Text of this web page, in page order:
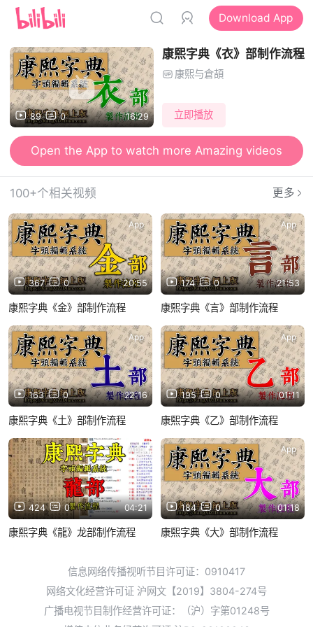
Download App
89 0 16:29
康熙字典《衣》部制作流程
康熙与倉頡
立即播放
Open the App to watch more Amazing videos
100+个相关视频 更多
367 0 20:55
App
康熙字典《金》部制作流程
174 0 21:53
App
康熙字典《言》部制作流程
163 0 22:16
App
康熙字典《土》部制作流程
195 0 01:11
App
康熙字典《乙》部制作流程
424 0 04:21
App
康熙字典《龍》龙部制作流程
184 0 01:18
App
康熙字典《大》部制作流程
信息网络传播视听节目许可证：0910417
网络文化经营许可证 沪网文【2019】3804-274号
广播电视节目制作经营许可证：（沪）字第01248号